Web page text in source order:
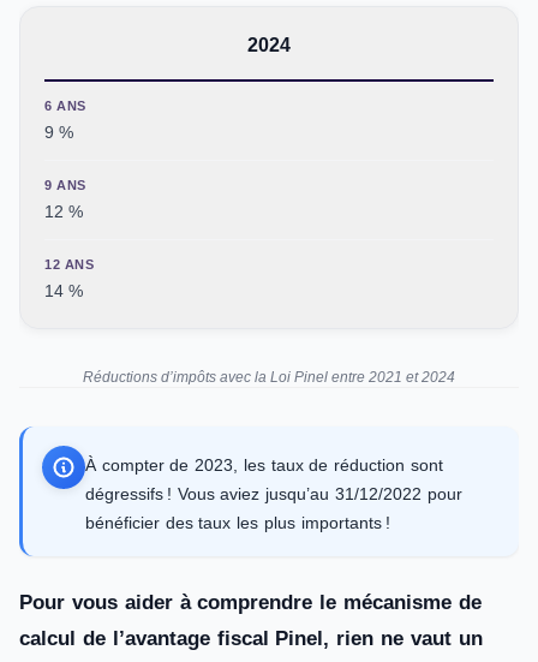
2024
6 ANS
9 %
9 ANS
12 %
12 ANS
14 %
Réductions d’impôts avec la Loi Pinel entre 2021 et 2024
À compter de 2023, les taux de réduction sont
dégressifs ! Vous aviez jusqu’au 31/12/2022 pour
bénéficier des taux les plus importants !
Pour vous aider à comprendre le mécanisme de
calcul de l’avantage fiscal Pinel, rien ne vaut un